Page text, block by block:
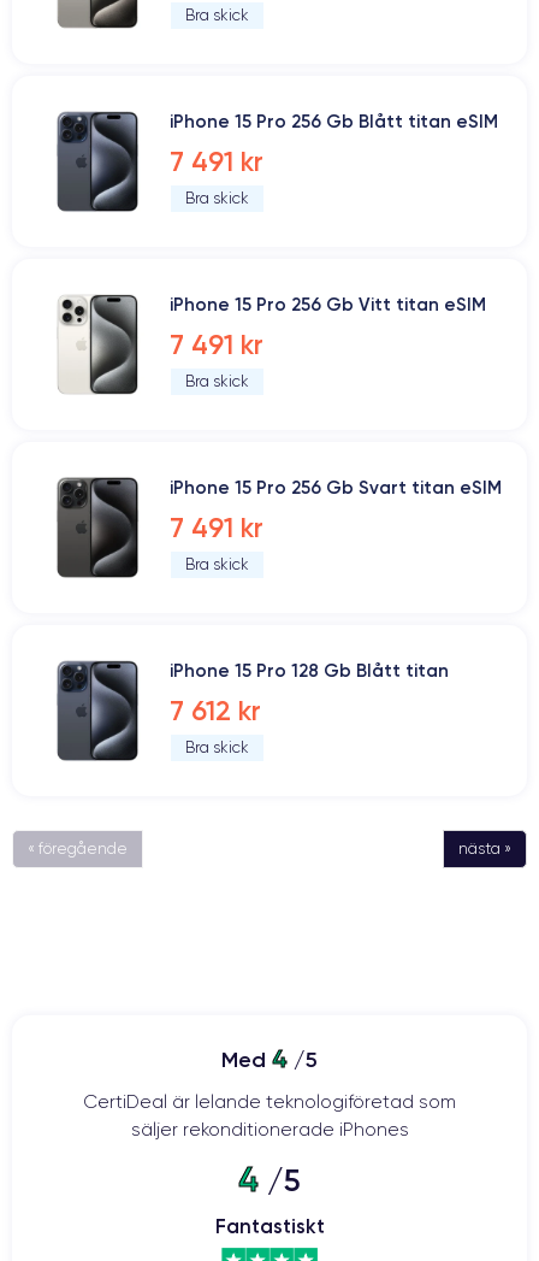
Bra skick
iPhone 15 Pro 256 Gb Blått titan eSIM
7 491 kr
Bra skick
iPhone 15 Pro 256 Gb Vitt titan eSIM
7 491 kr
Bra skick
iPhone 15 Pro 256 Gb Svart titan eSIM
7 491 kr
Bra skick
iPhone 15 Pro 128 Gb Blått titan
7 612 kr
Bra skick
« föregående nästa »
Med 4 /5
CertiDeal är lelande teknologiföretad som
säljer rekonditionerade iPhones
4 /5
Fantastiskt